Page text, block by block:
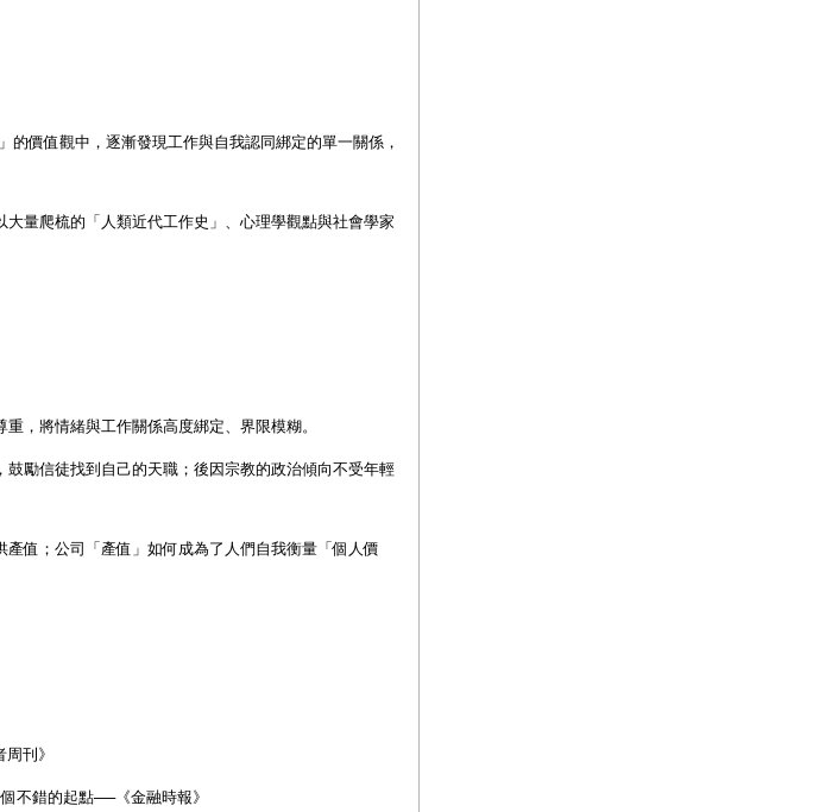
價值觀中，逐漸發現工作與自我認同綁定的單一關係，
量爬梳的「人類近代工作史」、心理學觀點與社會學家
，將情緒與工作關係高度綁定、界限模糊。
勵信徒找到自己的天職；後因宗教的政治傾向不受年輕
值；公司「產值」如何成為了人們自我衡量「個人價
刊》
不錯的起點──《金融時報》